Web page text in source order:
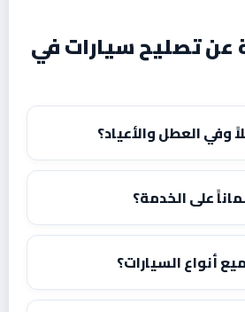
عن تصليح سيارات في
وفي العطل والأعياد؟
على الخدمة؟
أنواع السيارات؟